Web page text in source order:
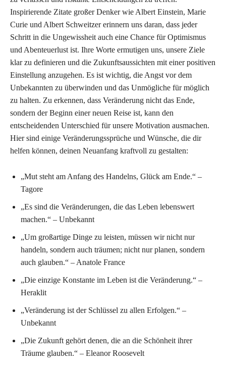
Inspirierende Zitate großer Denker wie Albert Einstein, Marie
Curie und Albert Schweitzer erinnern uns daran, dass jeder
Schritt in die Ungewissheit auch eine Chance für Optimismus
und Abenteuerlust ist. Ihre Worte ermutigen uns, unsere Ziele
klar zu definieren und die Zukunftsaussichten mit einer positiven
Einstellung anzugehen. Es ist wichtig, die Angst vor dem
Unbekannten zu überwinden und das Unmögliche für möglich
zu halten. Zu erkennen, dass Veränderung nicht das Ende,
sondern der Beginn einer neuen Reise ist, kann den
entscheidenden Unterschied für unsere Motivation ausmachen.
Hier sind einige Veränderungssprüche und Wünsche, die dir
helfen können, deinen Neuanfang kraftvoll zu gestalten:
„Mut steht am Anfang des Handelns, Glück am Ende.“ –
Tagore
„Es sind die Veränderungen, die das Leben lebenswert
machen.“ – Unbekannt
„Um großartige Dinge zu leisten, müssen wir nicht nur
handeln, sondern auch träumen; nicht nur planen, sondern
auch glauben.“ – Anatole France
„Die einzige Konstante im Leben ist die Veränderung.“ –
Heraklit
„Veränderung ist der Schlüssel zu allen Erfolgen.“ –
Unbekannt
„Die Zukunft gehört denen, die an die Schönheit ihrer
Träume glauben.“ – Eleanor Roosevelt